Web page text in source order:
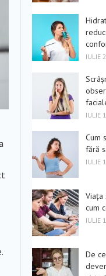
IULIE
IULIE
Cum
fără
IULIE
Viața
cum
IULIE
De